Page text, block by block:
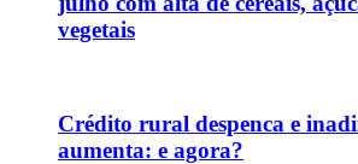
vegetais
Crédito rural despenca e
aumenta: e agora?